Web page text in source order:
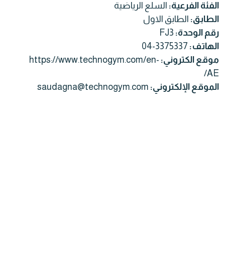
الفئة الفرعية: السلع الرياضية
الطابق: الطابق الاول
رقم الوحدة: FJ3
الهاتف: 04-3375337
موقع الكتروني: https://www.technogym.com/en-
AE/
الموقع الإلكتروني: saudagna@technogym.com